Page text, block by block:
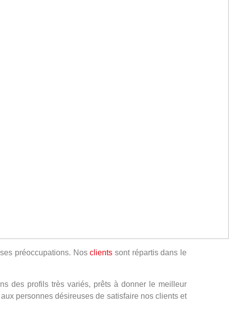
préoccupations. Nosclients sont répartis dans le
des profils très variés, prêts à donner le meilleur
personnes désireuses de satisfaire nos clients et